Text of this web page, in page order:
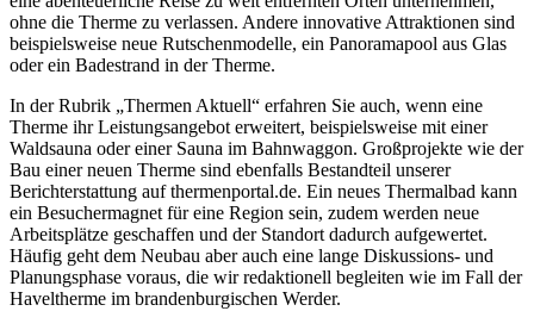
ohne die Therme zu verlassen. Andere innovative Attraktionen sind
beispielsweise neue Rutschenmodelle, ein Panoramapool aus Glas
oder ein Badestrand in der Therme.
In der Rubrik „Thermen Aktuell“ erfahren Sie auch, wenn eine
Therme ihr Leistungsangebot erweitert, beispielsweise mit einer
Waldsauna oder einer Sauna im Bahnwaggon. Großprojekte wie der
Bau einer neuen Therme sind ebenfalls Bestandteil unserer
Berichterstattung auf thermenportal.de. Ein neues Thermalbad kann
ein Besuchermagnet für eine Region sein, zudem werden neue
Arbeitsplätze geschaffen und der Standort dadurch aufgewertet.
Häufig geht dem Neubau aber auch eine lange Diskussions- und
Planungsphase voraus, die wir redaktionell begleiten wie im Fall der
Haveltherme im brandenburgischen Werder.